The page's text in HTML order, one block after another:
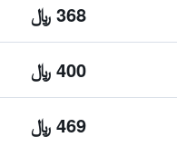
368 ﷼
400 ﷼
469 ﷼